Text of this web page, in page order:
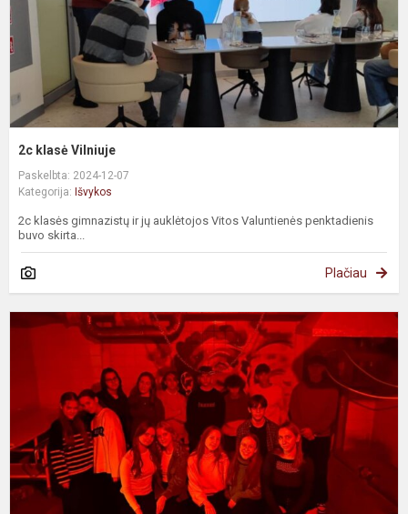
2c klasė Vilniuje
Paskelbta: 2024-12-07
Kategorija: Išvykos
2c klasės gimnazistų ir jų auklėtojos Vitos Valuntienės penktadienis
buvo skirta...
Plačiau